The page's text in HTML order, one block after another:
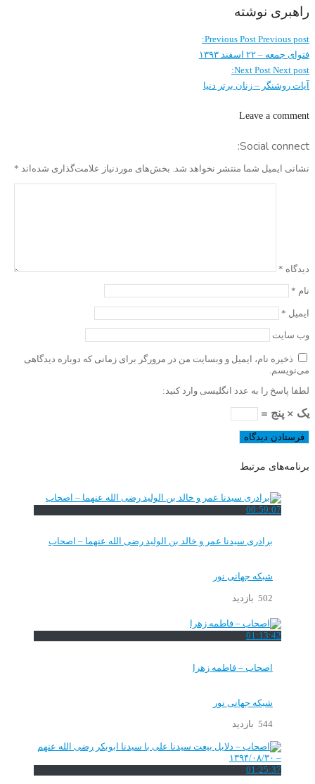
راهبری نوشته
Previous Post Previous post:
فتوای جمعه – ۲۲ اسفند ۱۳۹۳
Next Post Next post:
آیات روشنگر – زنان برتر دنیا
Leave a comment
Social connect:
نشانی ایمیل شما منتشر نخواهد شد. بخش‌های موردنیاز علامت‌گذاری شده‌اند *
دیدگاه *
نام *
ایمیل *
وب‌ سایت
ذخیره نام، ایمیل و وبسایت من در مرورگر برای زمانی که دوباره دیدگاهی
می‌نویسم.
لطفا پاسخ را به عدد انگلیسی وارد کنید:
یک × پنج =
برنامه‌های مرتبط
00:59:07
برادری سیدنا عمر و خالد بن الولید رضی الله عنهما – اصحاب
شبکه جهانی نور
502 بازدید
01:13:42
اصحاب – فاطمه زهرا
شبکه جهانی نور
544 بازدید
01:25:37